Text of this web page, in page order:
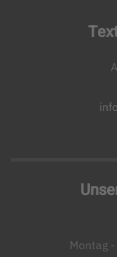
Montag